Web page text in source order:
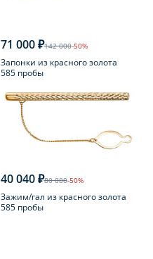
71 000 ₽142 000-50%
Запонки из красного золота
585 пробы
40 040 ₽80 080-50%
Зажим/гал из красного золота
585 пробы